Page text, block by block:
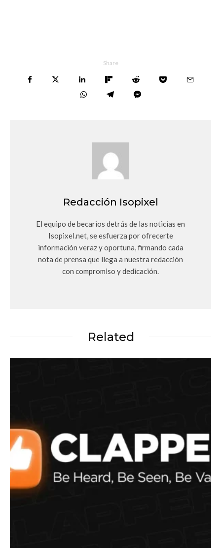
Share
Redacción Isopixel
El equipo de becarios detrás de las noticias en
Isopixel.net, se esfuerza por ofrecerte
información veraz y oportuna, firmando cada
nota de prensa que llega a nuestra redacción
con compromiso y dedicación.
Related